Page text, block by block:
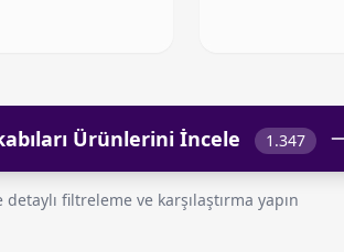
Ürünlerini İncele 1.347
filtreleme ve karşılaştırma yapın